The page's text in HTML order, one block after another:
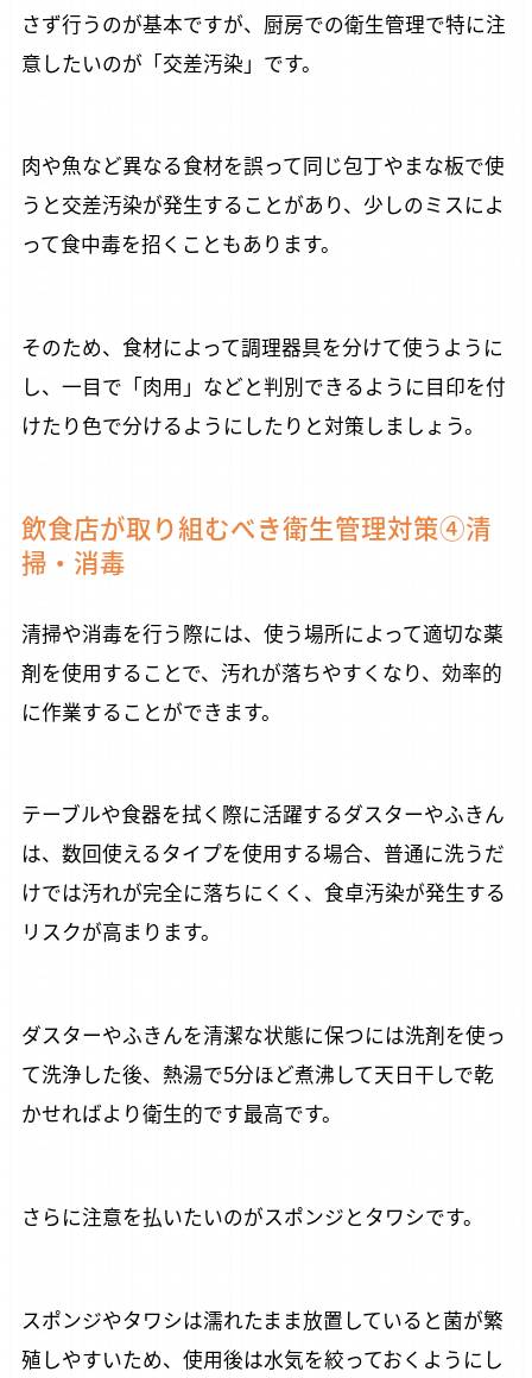
eSmartを使えば、経営が変わる。
さず行うのが基本ですが、厨房での衛生管理で特に注
意したいのが「交差汚染」です。
肉や魚など異なる食材を誤って同じ包丁やまな板で使
うと交差汚染が発生することがあり、少しのミスによ
って食中毒を招くこともあります。
そのため、食材によって調理器具を分けて使うように
し、一目で「肉用」などと判別できるように目印を付
けたり色で分けるようにしたりと対策しましょう。
飲食店が取り組むべき衛生管理対策④清
掃・消毒
清掃や消毒を行う際には、使う場所によって適切な薬
剤を使用することで、汚れが落ちやすくなり、効率的
に作業することができます。
テーブルや食器を拭く際に活躍するダスターやふきん
は、数回使えるタイプを使用する場合、普通に洗うだ
けでは汚れが完全に落ちにくく、食卓汚染が発生する
リスクが高まります。
ダスターやふきんを清潔な状態に保つには洗剤を使っ
て洗浄した後、熱湯で5分ほど煮沸して天日干しで乾
かせればより衛生的です最高です。
さらに注意を払いたいのがスポンジとタワシです。
スポンジやタワシは濡れたまま放置していると菌が繁
殖しやすいため、使用後は水気を絞っておくようにし